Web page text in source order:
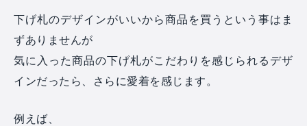
下げ札のデザインがいいから商品を買うという事はま
ずありませんが
気に入った商品の下げ札がこだわりを感じられるデザ
インだったら、さらに愛着を感じます。
例えば、